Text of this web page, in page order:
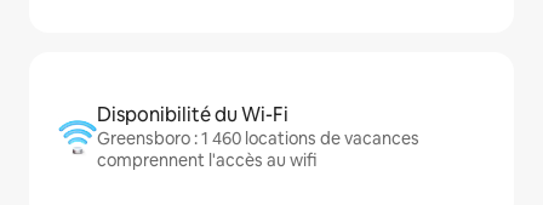
Disponibilité du Wi-Fi
Greensboro : 1 460 locations de vacances
comprennent l'accès au wifi